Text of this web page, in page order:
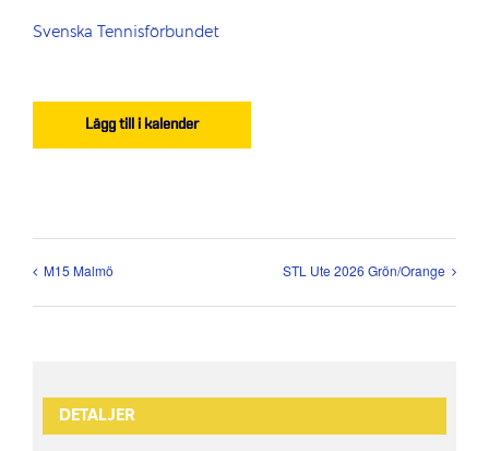
Svenska Tennisförbundet
Lägg till i kalender
M15 Malmö STL Ute 2026 Grön/Orange
DETALJER